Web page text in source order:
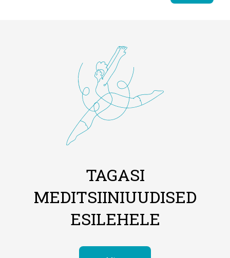
TAGASI
MEDITSIINIUUDISED
ESILEHELE